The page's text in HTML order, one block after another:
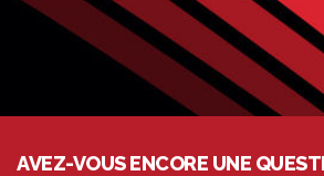
AVEZ-VOUS ENCORE UNE